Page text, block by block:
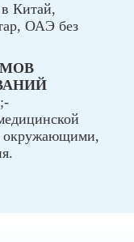
в Китай,
ОАЭ без
окружающими,